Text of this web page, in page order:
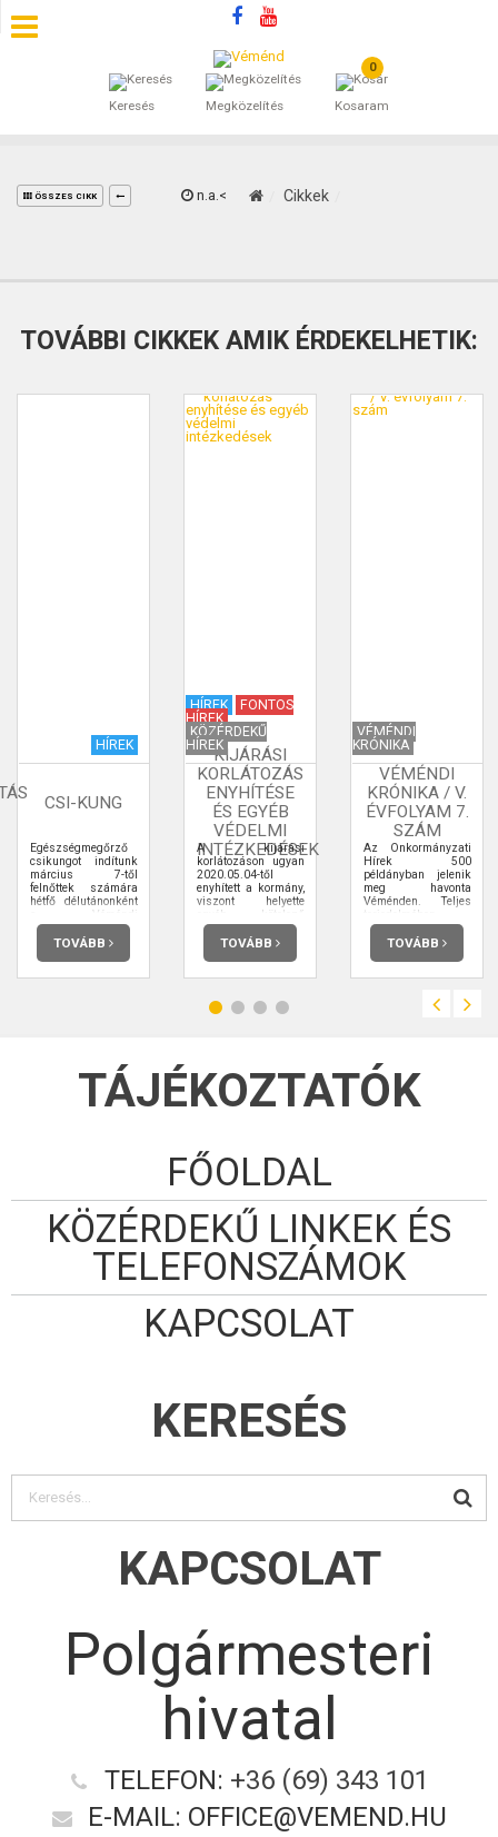
Keresés Megközelítés
0
Kosaram
SZÁLLÁSOK
ÁLTALÁNOS SZERZŐDÉSI FELTÉTELEK
ÖSSZES CIKK n.a.< Cikkek
TOVÁBBI CIKKEK AMIK ÉRDEKELHETIK:
HÍREK
CSI-KUNG
Egészségmegőrző
csikungot indítunk
március 7-től
felnőttek számára
hétfő délutánonként
a Véméndi
Sportcsarnokban
TOVÁBB
HÍREK
FONTOS
HÍREK
KÖZÉRDEKŰ
HÍREKKIJÁRÁSI
KORLÁTOZÁS
ENYHÍTÉSE
ÉS EGYÉB
VÉDELMI
INTÉZKEDÉSEK
A kijárási
korlátozáson ugyan
2020.05.04-től
enyhített a kormány,
viszont helyette
egyéb kötelező
védelmi
intézkedéseket
hoztak.
TOVÁBB
VÉMÉNDI
KRÓNIKA
VÉMÉNDI
KRÓNIKA / V.
ÉVFOLYAM 7.
SZÁM
Az Önkormányzati
Hírek 500
példányban jelenik
meg havonta
Véménden. Teljes
terjedelmében
elolvashatja.
TOVÁBB
TÁJÉKOZTATÓK
FŐOLDAL
KÖZÉRDEKŰ LINKEK ÉS
TELEFONSZÁMOK
KAPCSOLAT
KERESÉS
KAPCSOLAT
Polgármesteri
hivatal
TELEFON: +36 (69) 343 101
E-MAIL: OFFICE@VEMEND.HU